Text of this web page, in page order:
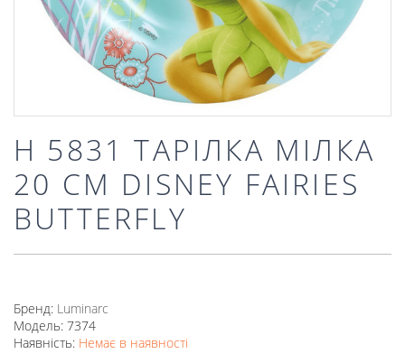
H 5831 ТАРІЛКА МІЛКА
20 СМ DISNEY FAIRIES
BUTTERFLY
Бренд: Luminarc
Модель: 7374
Наявність: Немає в наявності